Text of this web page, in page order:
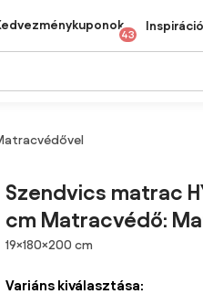
43
Inspiráció
Szendvics matrac
cm Matracvédő:
Méretek
19×180×200 cm
Variáns kiválasztása: